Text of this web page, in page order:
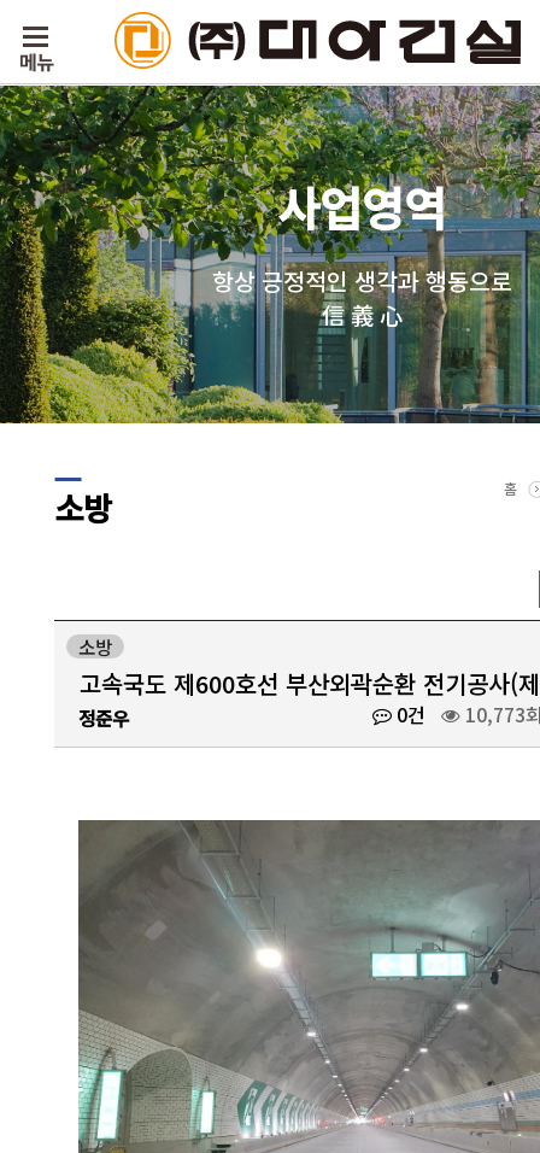
사업영역
항상 긍정적인 생각과 행동으로
信 義 心
소방 홈
소방
고속국도 제600호선 부산외곽순환 전기공사(
정준우 0건 10,773